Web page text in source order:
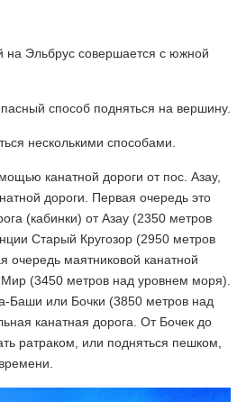
на Эльбрус совершается с южной
способ подняться на вершину.
несколькими способами.
канатной дороги от пос. Азау,
дороги. Первая очередь это
(кабинки) от Азау (2350 метров
Старый Кругозор (2950 метров
очередь маятниковой канатной
(3450 метров над уровнем моря).
Баши или Бочки (3850 метров над
канатная дорога. От Бочек до
ратраком, или подняться пешком,